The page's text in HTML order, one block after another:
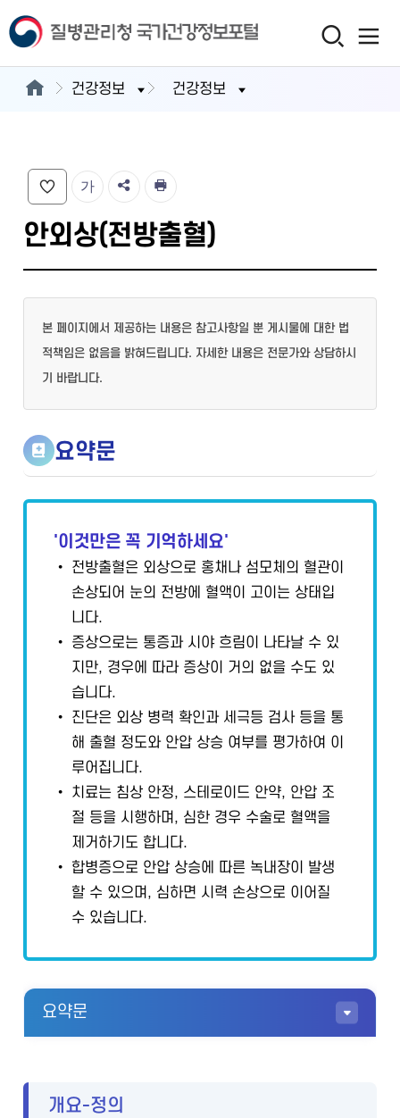
건강정보 건강정보
가
안외상(전방출혈)
본 페이지에서 제공하는 내용은 참고사항일 뿐 게시물에 대한 법
적책임은 없음을 밝혀드립니다. 자세한 내용은 전문가와 상담하시
기 바랍니다.
요약문
'이것만은 꼭 기억하세요'
• 전방출혈은 외상으로 홍채나 섬모체의 혈관이
손상되어 눈의 전방에 혈액이 고이는 상태입
니다.
• 증상으로는 통증과 시야 흐림이 나타날 수 있
지만, 경우에 따라 증상이 거의 없을 수도 있
습니다.
• 진단은 외상 병력 확인과 세극등 검사 등을 통
해 출혈 정도와 안압 상승 여부를 평가하여 이
루어집니다.
• 치료는 침상 안정, 스테로이드 안약, 안압 조
절 등을 시행하며, 심한 경우 수술로 혈액을
제거하기도 합니다.
• 합병증으로 안압 상승에 따른 녹내장이 발생
할 수 있으며, 심하면 시력 손상으로 이어질
수 있습니다.
요약문
개요-정의